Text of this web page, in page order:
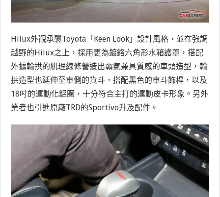
Hilux外觀承襲Toyota「Keen Look」設計風格，並在強調
越野的Hilux之上，採用更為鍍鉻六角形水箱護罩，搭配
外擴輪拱的肌理線條營造出霸氣兼具質感的車頭造型，輪
拱造型也延伸至車側的貨斗，搭配黑色的車斗飾桿，以及
18吋的運動化鋁圈，十分符合主打的運動皮卡形象。另外
業者也引進原廠TRD的Sportivo升及配件。